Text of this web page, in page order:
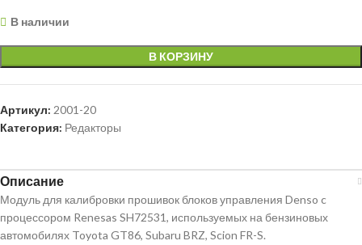
В наличии
В КОРЗИНУ
Артикул: 2001-20
Категория: Редакторы
Описание
Модуль для калибровки прошивок блоков управления Denso c
процессором Renesas SH72531, используемых на бензиновых
автомобилях Toyota GT86, Subaru BRZ, Scion FR-S.